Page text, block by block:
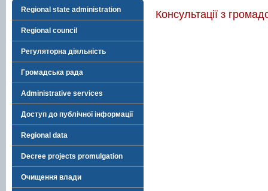
Regional state administration
Regional council
Регуляторна діяльність
Громадська рада
Administrative services
Доступ до публічної інформації
Regional data
Decree projects promulgation
Очищення влади
Консультації з